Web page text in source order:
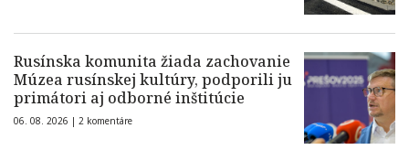
Rusínska komunita žiada zachovanie
Múzea rusínskej kultúry, podporili ju
primátori aj odborné inštitúcie
06. 08. 2026 | 2 komentáre